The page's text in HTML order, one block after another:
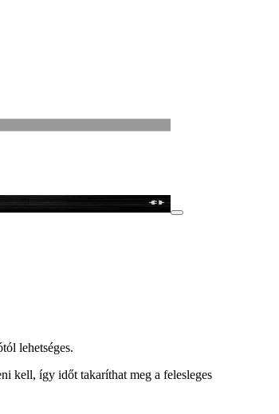
lehetséges.
kell, így időt takaríthat meg a felesleges